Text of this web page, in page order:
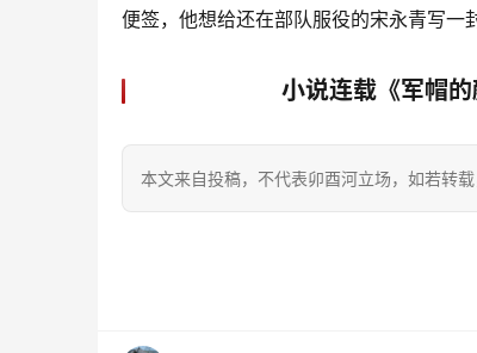
便签，他想给还在部队服役的宋永青写一
小说连载《军帽的顔
本文来自投稿，不代表卯酉河立场，如若